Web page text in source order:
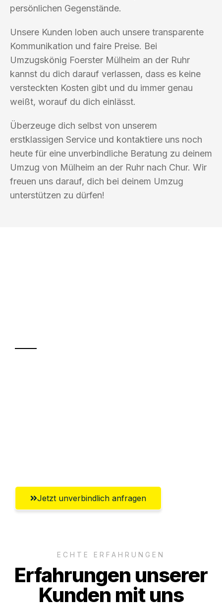
persönlichen Gegenstände.
Unsere Kunden loben auch unsere transparente
Kommunikation und faire Preise. Bei
Umzugskönig Foerster Mülheim an der Ruhr
kannst du dich darauf verlassen, dass es keine
versteckten Kosten gibt und du immer genau
weißt, worauf du dich einlässt.
Überzeuge dich selbst von unserem
erstklassigen Service und kontaktiere uns noch
heute für eine unverbindliche Beratung zu deinem
Umzug von Mülheim an der Ruhr nach Chur. Wir
freuen uns darauf, dich bei deinem Umzug
unterstützen zu dürfen!
Jetzt unverbindlich anfragen
ECHTE ERFAHRUNGEN
Erfahrungen unserer
Kunden mit uns